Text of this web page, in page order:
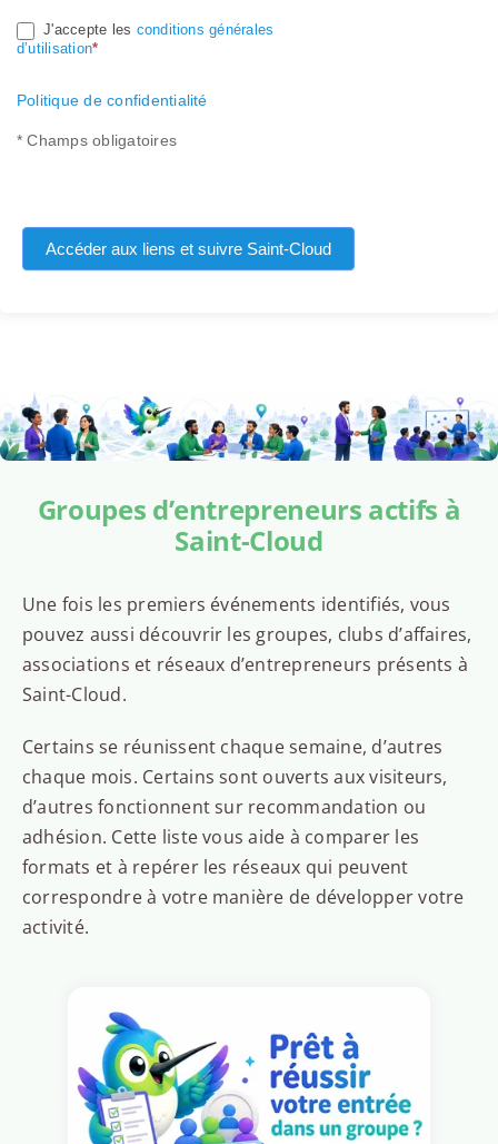
J'accepte les conditions générales
d’utilisation*
Politique de confidentialité
* Champs obligatoires
Accéder aux liens et suivre Saint-Cloud
Groupes d’entrepreneurs actifs à
Saint-Cloud
Une fois les premiers événements identifiés, vous
pouvez aussi découvrir les groupes, clubs d’affaires,
associations et réseaux d’entrepreneurs présents à
Saint-Cloud.
Certains se réunissent chaque semaine, d’autres
chaque mois. Certains sont ouverts aux visiteurs,
d’autres fonctionnent sur recommandation ou
adhésion. Cette liste vous aide à comparer les
formats et à repérer les réseaux qui peuvent
correspondre à votre manière de développer votre
activité.